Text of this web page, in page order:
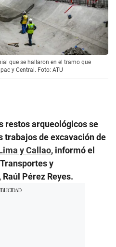
que se hallaron en el tramo que
y Central. Foto: ATU
restos arqueológicos se
trabajos de excavación de
y Callao, informó el
y
Pérez Reyes.